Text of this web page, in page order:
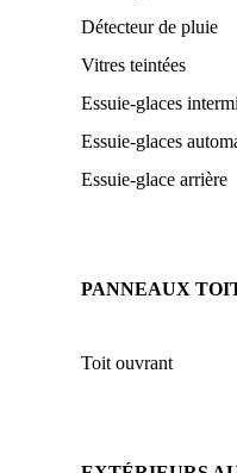
Détecteur de pluie
Vitres teintées
Essuie-glaces
Essuie-glaces
Essuie-glace arrière
PANNEAUX
Toit ouvrant